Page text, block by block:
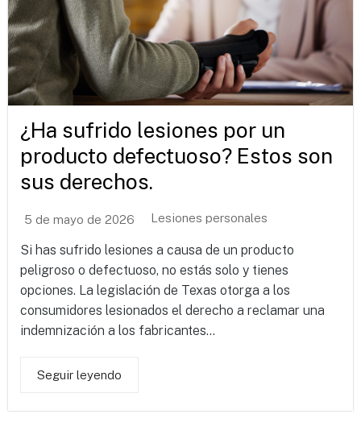
¿Ha sufrido lesiones por un
producto defectuoso? Estos son
sus derechos.
5 de mayo de 2026 Lesiones personales
Si has sufrido lesiones a causa de un producto
peligroso o defectuoso, no estás solo y tienes
opciones. La legislación de Texas otorga a los
consumidores lesionados el derecho a reclamar una
indemnización a los fabricantes...
Seguir leyendo